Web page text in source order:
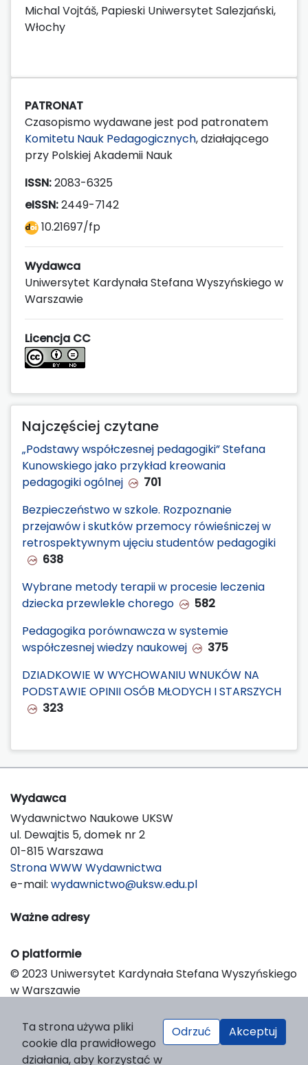
Michal Vojtáš, Papieski Uniwersytet Salezjański,
Włochy
PATRONAT
Czasopismo wydawane jest pod patronatem
Komitetu Nauk Pedagogicznych, działającego
przy Polskiej Akademii Nauk
ISSN:2083-6325
eISSN:2449-7142
10.21697/fp
Wydawca
Uniwersytet Kardynała Stefana Wyszyńskiego w
Warszawie
Licencja CC
Najczęściej czytane
„Podstawy współczesnej pedagogiki” Stefana
Kunowskiego jako przykład kreowania
pedagogiki ogólnej
701
Bezpieczeństwo w szkole. Rozpoznanie
przejawów i skutków przemocy rówieśniczej w
retrospektywnym ujęciu studentów pedagogiki
638
Wybrane metody terapii w procesie leczenia
dziecka przewlekle chorego
582
Pedagogika porównawcza w systemie
współczesnej wiedzy naukowej
375
DZIADKOWIE W WYCHOWANIU WNUKÓW NA
PODSTAWIE OPINII OSÓB MŁODYCH I STARSZYCH
323
Wydawca
Wydawnictwo Naukowe UKSW
ul. Dewajtis 5, domek nr 2
01-815 Warszawa
Strona WWW Wydawnictwa
e-mail: wydawnictwo@uksw.edu.pl
Ważne adresy
O platformie
© 2023 Uniwersytet Kardynała Stefana Wyszyńskiego
w Warszawie
Platform & Workflow by OJS/PKP
Ta strona używa pliki
cookie dla prawidłowego
działania, aby korzystać w
Odrzuć Akceptuj